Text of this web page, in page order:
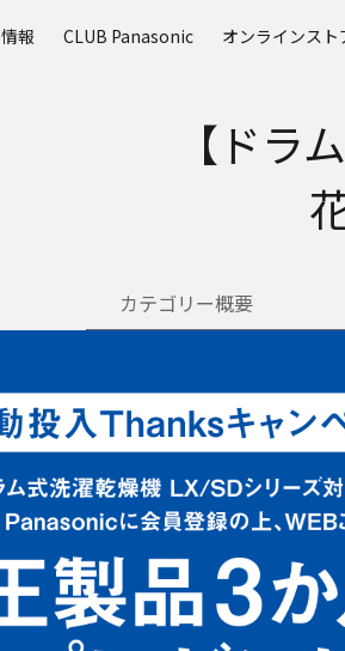
報 CLUB Panasonic オンラインスト
【ドラ
カテゴリー概要